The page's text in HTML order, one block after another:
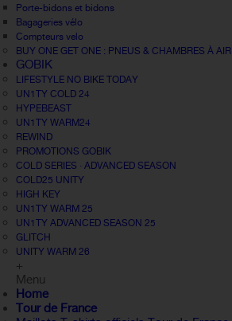
Porte-bidons et bidons
Bagageries vélo
Compteurs velo
BUY ONE GET ONE : PNEUS & CHAMBRES À AIR
GOBIK
LIFESTYLE NO BIKE TODAY
UN1TY COLD 24
HYPEBEAST
UN1TY WARM24
REWIND
PROMOTIONS GOBIK
COLD SERIES · ADVANCED SEASON
COLD25 UNITY
HIGH KEY
UN1TY WARM 25
UN1TY ADVANCED SEASON 25
GLITCH
UNITY WARM 26
+
Menu
Home
Tour de France